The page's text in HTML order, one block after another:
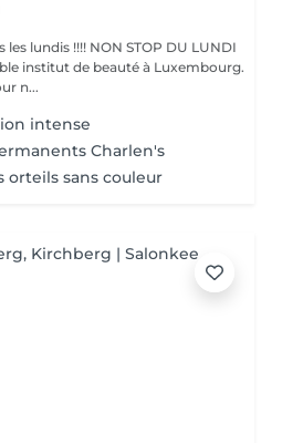
lundis !!!! NON STOP DU LUNDI
n...
intense
Charlen's
orteils sans couleur